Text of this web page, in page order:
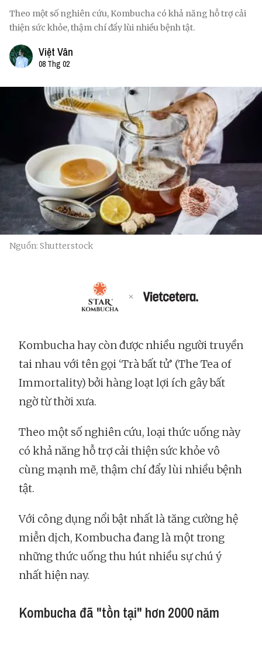
Theo một số nghiên cứu, Kombucha có khả năng hỗ trợ cải
thiện sức khỏe, thậm chí đẩy lùi nhiều bệnh tật.
Việt Vân
08 Thg 02
Nguồn: Shutterstock
Kombucha hay còn được nhiều người truyền
tai nhau với tên gọi ‘Trà bất tử’ (The Tea of
Immortality) bởi hàng loạt lợi ích gây bất
ngờ từ thời xưa.
Theo một số nghiên cứu, loại thức uống này
có khả năng hỗ trợ cải thiện sức khỏe vô
cùng mạnh mẽ, thậm chí đẩy lùi nhiều bệnh
tật.
Với công dụng nổi bật nhất là tăng cường hệ
miễn dịch, Kombucha đang là một trong
những thức uống thu hút nhiều sự chú ý
nhất hiện nay.
Kombucha đã "tồn tại" hơn 2000 năm